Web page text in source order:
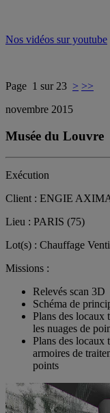
Nos vidéos sur youtube
Page 1 sur 23 > >>
novembre 2015
Musée du Louvre
Exécution
Client : ENGIE
Lieu : PARIS (75)
Lot(s) : Chauffage
Missions :
Relevés scan 3D
Schéma de
Plans des locaux
les nuages de
Plans des locaux
armoires de
points